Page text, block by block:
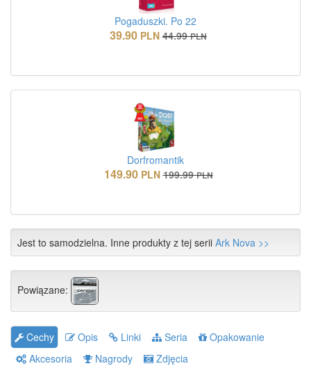
Pogaduszki. Po 22
39.90 PLN 44.99 PLN
Dorfromantik
149.90 PLN 199.99 PLN
Jest to samodzielna. Inne produkty z tej serii Ark Nova >>
Powiązane:
Cechy Opis Linki Seria
Opakowanie
Akcesoria
Nagrody
Zdjęcia